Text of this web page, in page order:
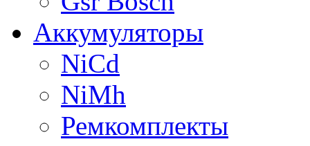
Аккумуляторы
NiCd
NiMh
Ремкомплекты